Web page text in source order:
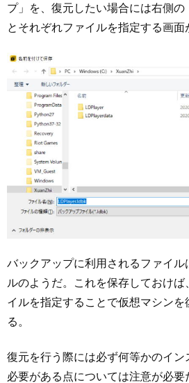
プ」を、復元したい場合には右側
とそれぞれファイルを指定する画面
バックアップに利用されるファイル
ルのようだ。これを保存しておけ
イルを指定することで仮想マシンを
る。
復元を行う際には必ず何等かのイン
必要がある点については注意が必